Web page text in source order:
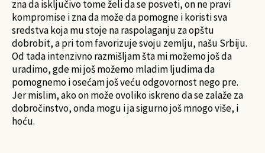
zna da isključivo tome želi da se posveti, on ne pravi
kompromise i zna da može da pomogne i koristi sva
sredstva koja mu stoje na raspolaganju za opštu
dobrobit, a pri tom favorizuje svoju zemlju, našu Srbiju.
Od tada intenzivno razmišljam šta mi možemo još da
uradimo, gde mi još možemo mladim ljudima da
pomognemo i osećam još veću odgovornost nego pre.
Jer mislim, ako on može ovoliko iskreno da se zalaže za
dobročinstvo, onda mogu i ja sigurno još mnogo više, i
hoću.